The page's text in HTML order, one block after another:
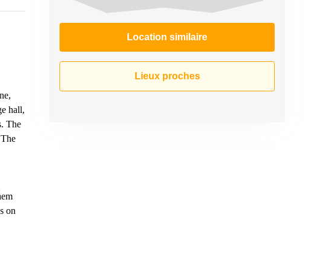
Location similaire
Lieux proches
hall,
The
on